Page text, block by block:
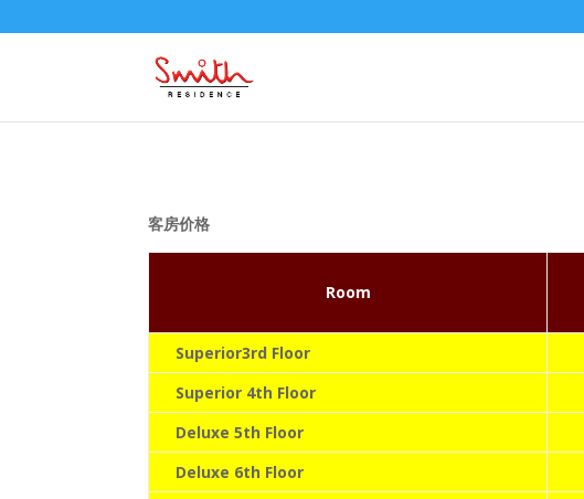
客房价格
Room
Superior3rd Floor
Superior 4th Floor
Deluxe 5th Floor
Deluxe 6th Floor